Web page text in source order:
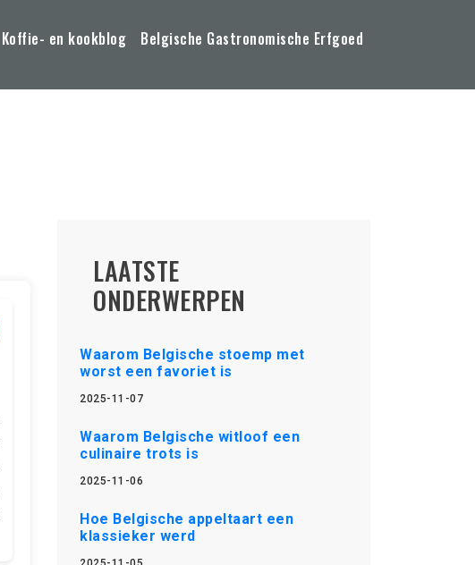
Koffie- en kookblog Belgische Gastronomische Erfgoed
LAATSTE
ONDERWERPEN
Waarom Belgische stoemp met
worst een favoriet is
2025-11-07
Waarom Belgische witloof een
culinaire trots is
2025-11-06
Hoe Belgische appeltaart een
klassieker werd